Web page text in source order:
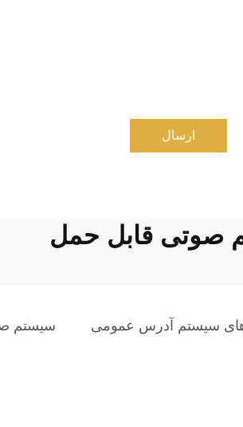
ارسال
صوتی قابل حمل
سیستم آدرس عمومی سیستم